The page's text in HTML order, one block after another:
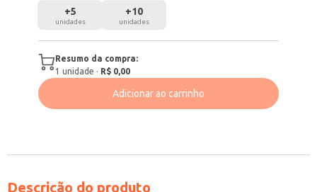
+5
unidades
+10
unidades
Resumo da compra:
1 unidade · R$ 0,00
Adicionar ao carrinho
Descrição do produto